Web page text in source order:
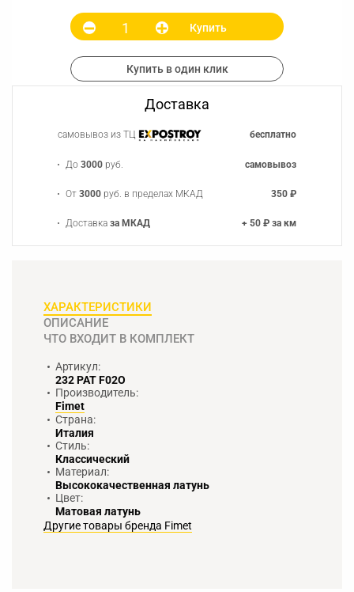
Купить
Купить в один клик
Доставка
самовывоз из ТЦ бесплатно
До3000 руб. самовывоз
От3000 руб. в пределах МКАД 350 ₽
Доставказа МКАД + 50 ₽ за км
ХАРАКТЕРИСТИКИ
ОПИСАНИЕ
ЧТО ВХОДИТ В КОМПЛЕКТ
Артикул:
232 PAT F02O
Производитель:
Fimet
Страна:
Италия
Стиль:
Классический
Материал:
Высококачественная латунь
Цвет:
Матовая латунь
Другие товары бренда Fimet